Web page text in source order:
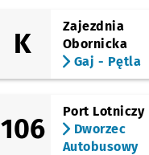
(Piłsudskiego)
Dworzec Główny
(Stawowa)
Dworzec Główny
(Ślężna)
Dworzec Autobusowy
K
Zajezdnia
Obornicka
Gaj - Pętla
106
Port Lotniczy
Dworzec
Autobusowy